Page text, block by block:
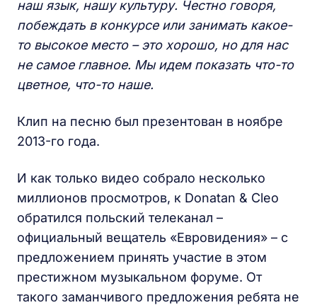
наш язык, нашу культуру. Честно говоря,
побеждать в конкурсе или занимать какое-
то высокое место – это хорошо, но для нас
не самое главное. Мы идем показать что-то
цветное, что-то наше.
Клип на песню был презентован в ноябре
2013-го года.
И как только видео собрало несколько
миллионов просмотров, к Donatan & Cleo
обратился польский телеканал –
официальный вещатель «Евровидения» – с
предложением принять участие в этом
престижном музыкальном форуме. От
такого заманчивого предложения ребята не